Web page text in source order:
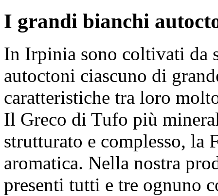
I grandi bianchi
In Irpinia sono coltivati da
autoctoni ciascuno di
caratteristiche tra loro
Il Greco di Tufo più
strutturato e complesso, la
aromatica. Nella nostra
presenti tutti e tre ognuno